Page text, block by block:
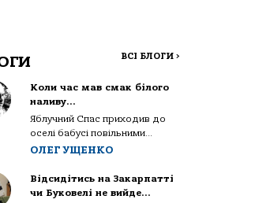
ВСІ БЛОГИ >
Коли час мав смак білого
наливу…
Яблучний Спас приходив до
оселі бабусі повільними...
ОЛЕГ УЩЕНКО
Відсидітись на Закарпатті
чи Буковелі не вийде…